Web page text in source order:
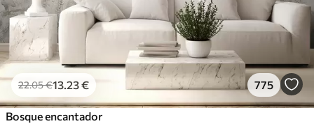
22.05€13 .23€ 775
Bosque encantador